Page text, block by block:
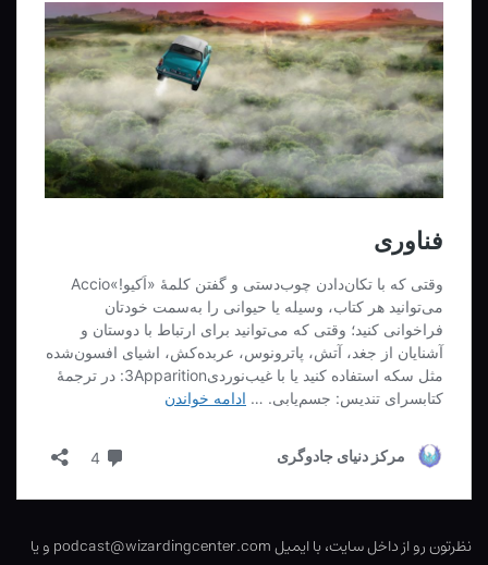
نظرتون رو از داخل سایت، با ایمیل podcast@wizardingcenter.com و یا